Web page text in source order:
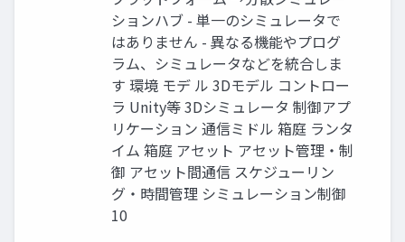
ションハブ - 単一のシミュレータで
はありません - 異なる機能やプログ
ラム、シミュレータなどを統合しま
す 環境 モデ ル 3Dモデル コントロー
ラ Unity等 3Dシミュレータ 制御アプ
リケーション 通信ミドル 箱庭 ランタ
イム 箱庭 アセット アセット管理・制
御 アセット間通信 スケジューリン
グ・時間管理 シミュレーション制御
10